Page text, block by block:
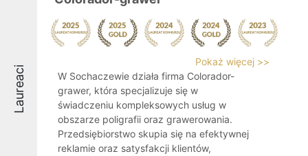
Laureaci
Pokaż więcej >>
W Sochaczewie działa firma Colorador-
grawer, która specjalizuje się w
świadczeniu kompleksowych usług w
obszarze poligrafii oraz grawerowania.
Przedsiębiorstwo skupia się na efektywnej
reklamie oraz satysfakcji klientów,